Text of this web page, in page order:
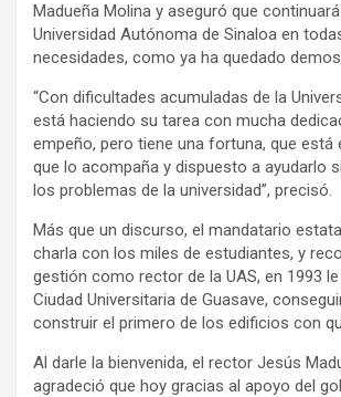
Madueña Molina y aseguró que
Universidad Autónoma de Sinaloa en
necesidades, como ya ha quedado
“Con dificultades acumuladas de la
está haciendo su tarea con mucha
empeño, pero tiene una fortuna, que está
que lo acompaña y dispuesto a ayudarlo
los problemas de la universidad”, precisó.
Más que un discurso, el mandatario
charla con los miles de estudiantes, y
gestión como rector de la UAS, en 1993
Ciudad Universitaria de Guasave,
construir el primero de los edificios con
Al darle la bienvenida, el rector Jesús
agradeció que hoy gracias al apoyo del